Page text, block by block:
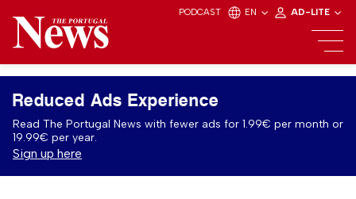
PODCAST EN AD-LITE
Reduced Ads Experience
Read The Portugal News with fewer ads for 1.99€ per month or
19.99€ per year.
Sign up here